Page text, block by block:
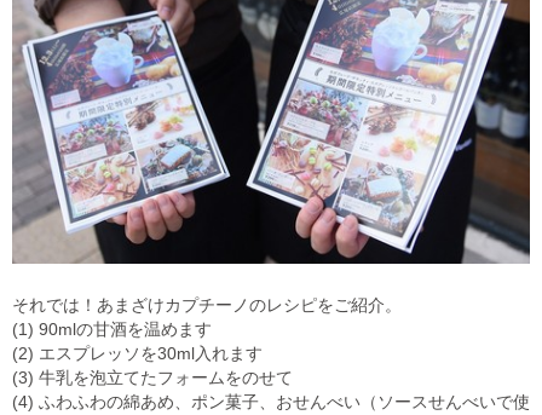
それでは！あまざけカプチーノのレシピをご紹介。
(1) 90mlの甘酒を温めます
(2) エスプレッソを30ml入れます
(3) 牛乳を泡立てたフォームをのせて
(4) ふわふわの綿あめ、ポン菓子、おせんべい（ソースせんべいで使